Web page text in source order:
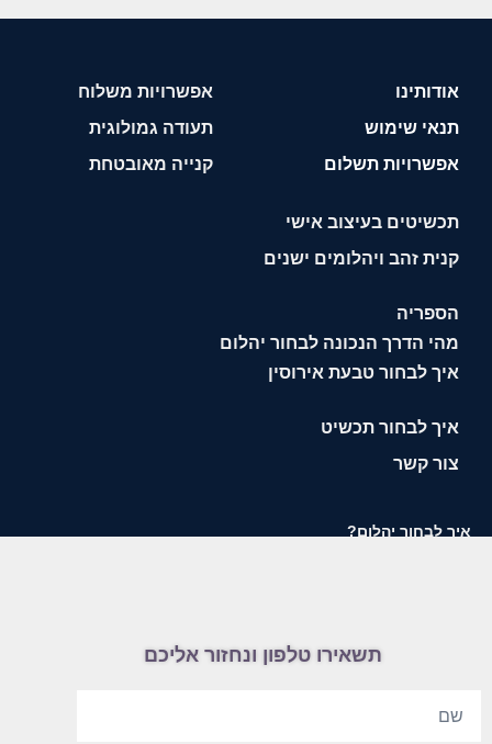
אודותינו
תנאי שימוש
אפשרויות תשלום
אפשרויות משלוח
תעודה גמולוגית
קנייה מאובטחת
תכשיטים בעיצוב אישי
קנית זהב ויהלומים ישנים
הספריה
מהי הדרך הנכונה לבחור יהלום
איך לבחור טבעת אירוסין
איך לבחור תכשיט
צור קשר
איך לבחור יהלום?
תשאירו טלפון ונחזור אליכם